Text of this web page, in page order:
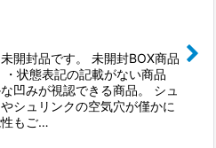
開封品です。 未開封BOX商品
状態表記の記載がない商品
凹みが視認できる商品。 シュ
シュリンクの空気穴が僅かに
もご…